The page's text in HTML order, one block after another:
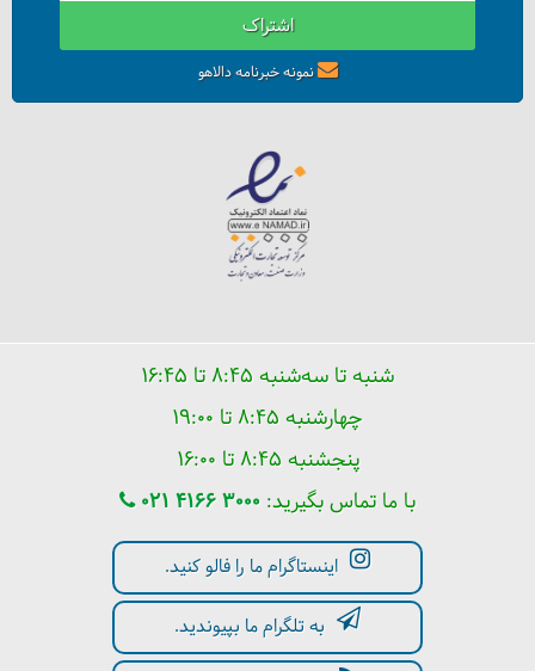
اشتراک
نمونه خبرنامه دالاهو
شنبه تا سه‌شنبه ۸:۴۵ تا ۱۶:۴۵
چهارشنبه ۸:۴۵ تا ۱۹:۰۰
پنجشنبه ۸:۴۵ تا ۱۶:۰۰
با ما تماس بگیرید: 021 4166 3000
اینستاگرام ما را فالو کنید.
به تلگرام ما بپیوندید.